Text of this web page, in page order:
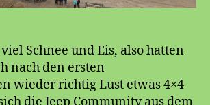
Schnee und Eis, also hatten
nach den ersten
wieder richtig Lust etwas 4×4
die Jeep Community aus dem